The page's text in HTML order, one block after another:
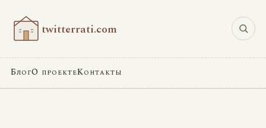
twitterrati.com
БлогО проектеКонтакты